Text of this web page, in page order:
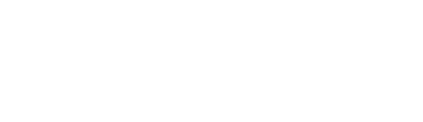
Podimo